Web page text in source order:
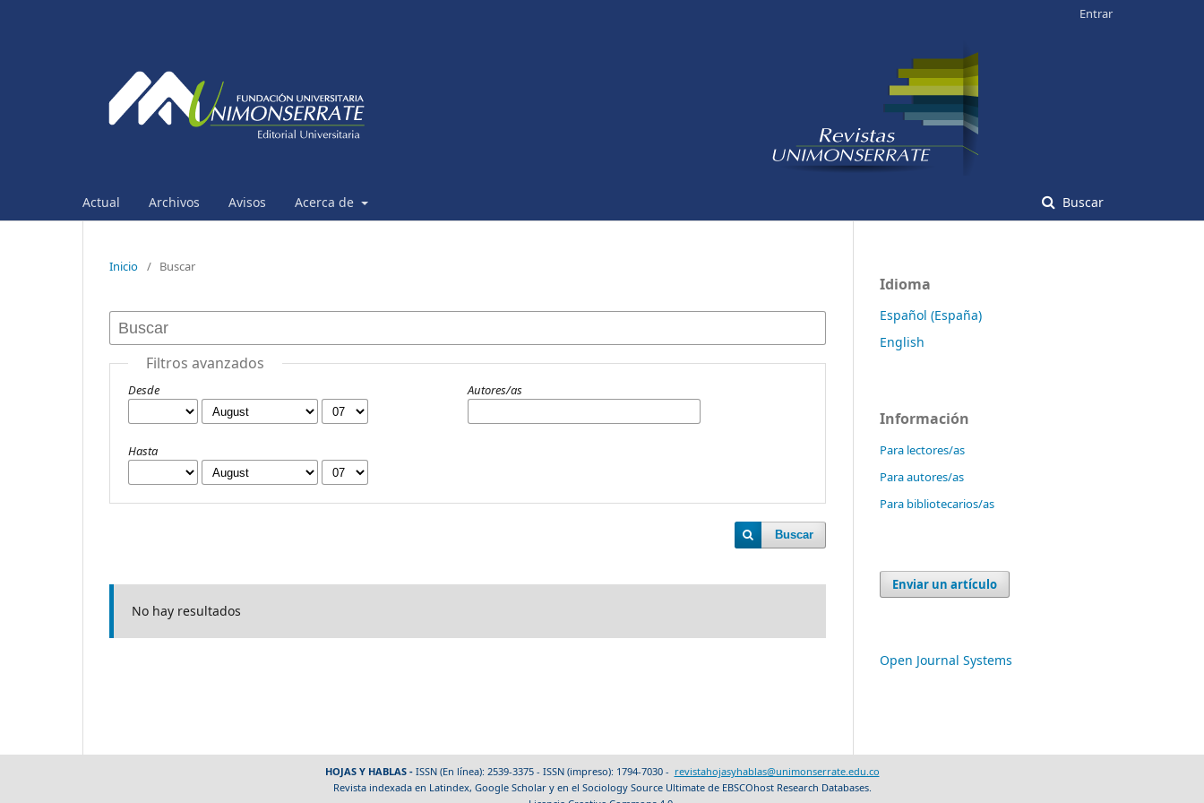
Actual Archivos Avisos Acerca de Buscar
Entrar
Inicio / Buscar
Filtros avanzados
Desde
Hasta
Autores/as
Buscar
No hay resultados
Idioma
Español (España)
English
Información
Para lectores/as
Para autores/as
Para bibliotecarios/as
Enviar un artículo
Open Journal Systems
HOJAS Y HABLAS - ISSN (En línea): 2539-3375 - ISSN (impreso): 1794-7030 - revistahojasyhablas@unimonserrate.edu.co
Revista indexada en Latindex, Google Scholar y en el Sociology Source Ultimate de EBSCOhost Research Databases.